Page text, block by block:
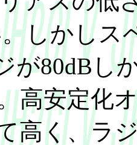
しかしス
が80dBし
高安定化
高く、ラ